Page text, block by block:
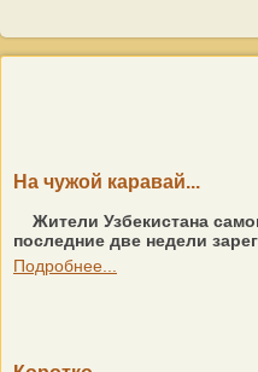
На чужой каравай...
Жители Узбекистана
последние две недели
Подробнее...